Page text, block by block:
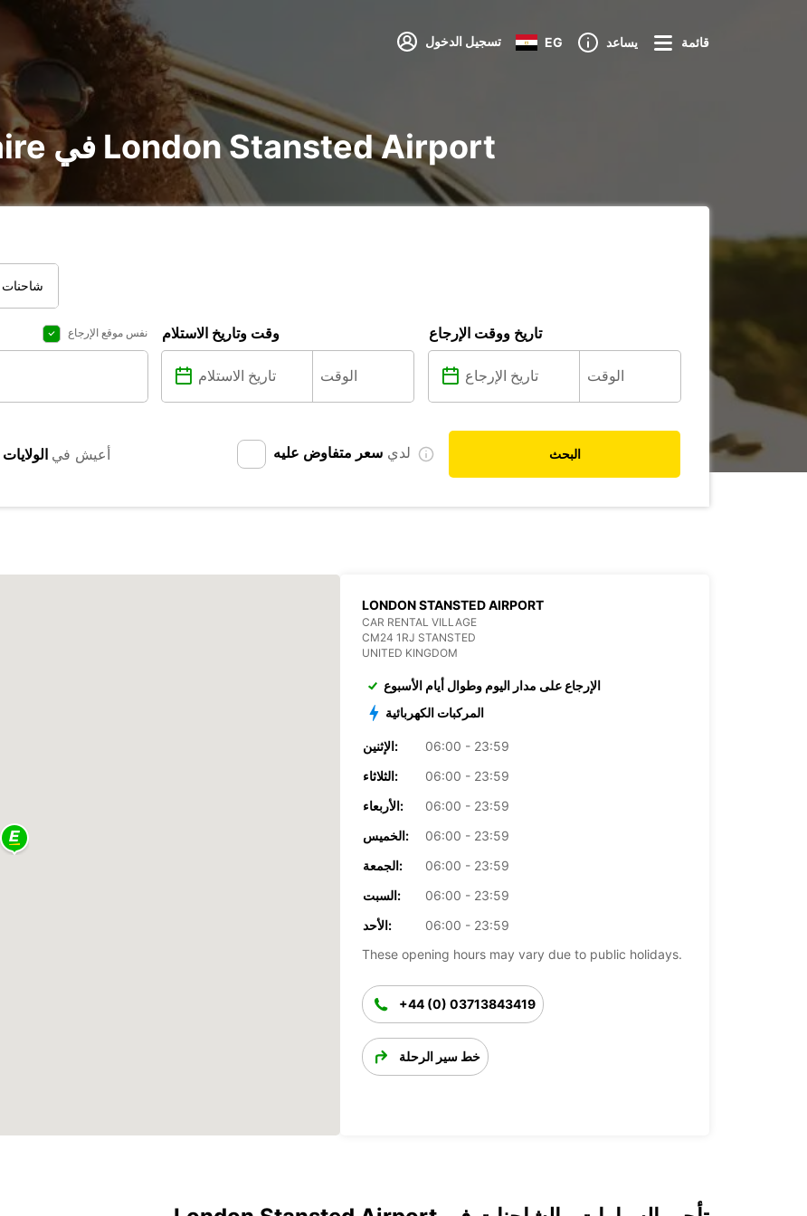
تسجيل الدخول EG يساعد قائمة
تأجير voiture و utilitaire في London Stansted Airport
شاحنات
نفس موقع الإرجاع وقت وتاريخ الاستلام تاريخ ووقت الإرجاع
أعيش في لدي سعر متفاوض عليه البحث
LONDON STANSTED AIRPORT
CAR RENTAL VILLAGE
CM24 1RJ STANSTED
UNITED KINGDOM
الإرجاع على مدار اليوم وطوال أيام الأسبوع
المركبات الكهربائية
الإثنين:
06:00 - 23:59
الثلاثاء:
06:00 - 23:59
الأربعاء:
06:00 - 23:59
الخميس:
06:00 - 23:59
الجمعة:
06:00 - 23:59
السبت:
06:00 - 23:59
الأحد:
06:00 - 23:59
These opening hours may vary due to public holidays.
+44 (0) 03713843419
خط سير الرحلة